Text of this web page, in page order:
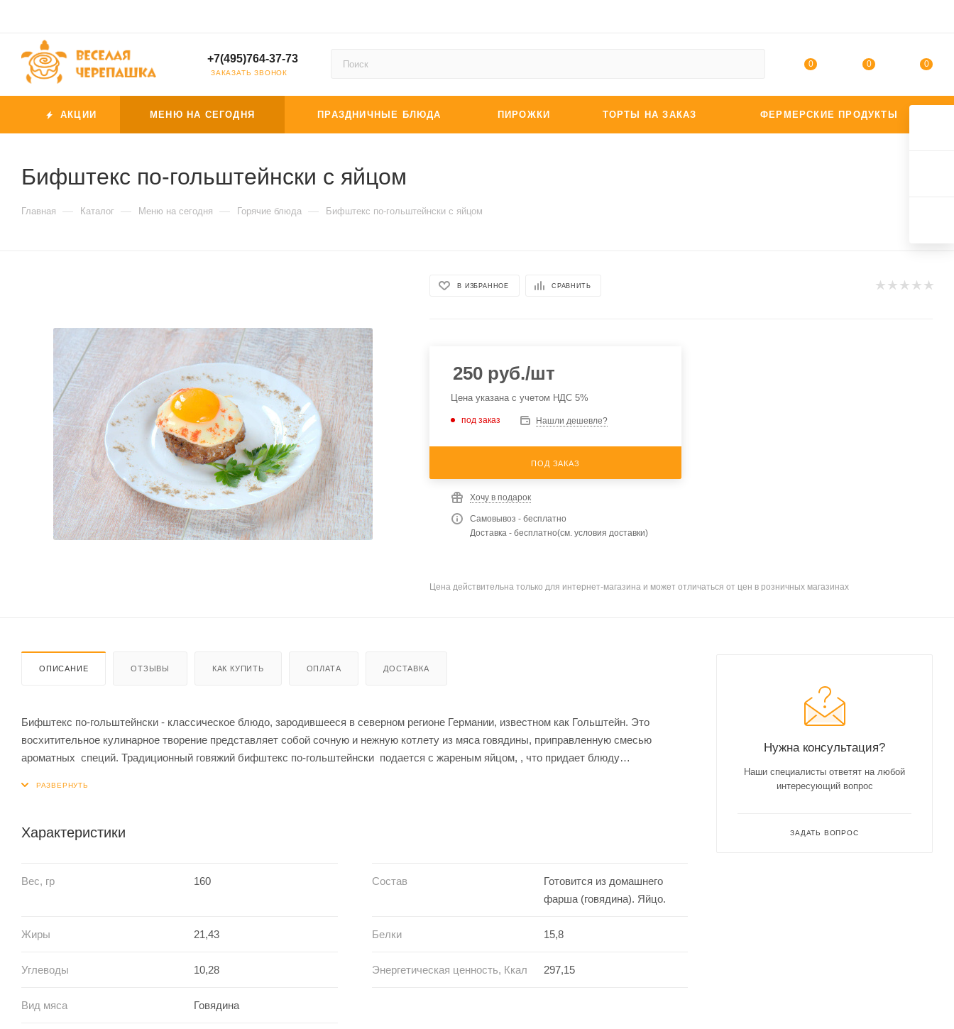
+7(495)764-37-73
ЗАКАЗАТЬ ЗВОНОК
0 0 0
АКЦИИ МЕНЮ НА СЕГОДНЯ ПРАЗДНИЧНЫЕ БЛЮДА ПИРОЖКИ ТОРТЫ НА ЗАКАЗ ФЕРМЕРСКИЕ ПРОДУКТЫ
Бифштекс по-гольштейнски с яйцом
Главная — Каталог — Меню на сегодня — Горячие блюда — Бифштекс по-гольштейнски с яйцом
В ИЗБРАННОЕ СРАВНИТЬ
250 руб./шт
Цена указана с учетом НДС 5%
под заказ Нашли дешевле?
ПОД ЗАКАЗ
Хочу в подарок
Самовывоз - бесплатно
Доставка - бесплатно(см. условия доставки)
Цена действительна только для интернет-магазина и может отличаться от цен в розничных магазинах
ОПИСАНИЕ ОТЗЫВЫ КАК КУПИТЬ ОПЛАТА ДОСТАВКА
Бифштекс по-гольштейнски - классическое блюдо, зародившееся в северном регионе Германии, известном как Гольштейн. Это
восхитительное кулинарное творение представляет собой сочную и нежную котлету из мяса говядины, приправленную смесью
ароматных специй. Традиционный говяжий бифштекс по-гольштейнски подается с жареным яйцом, , что придает блюду
Характеристики
Вес, гр 160 Состав
Готовится из домашнего
фарша (говядина). Яйцо.
Жиры 21,43 Белки 15,8
Углеводы 10,28 Энергетическая ценность, Ккал 297,15
Вид мяса Говядина
Нужна консультация?
Наши специалисты ответят на любой
интересующий вопрос
ЗАДАТЬ ВОПРОС